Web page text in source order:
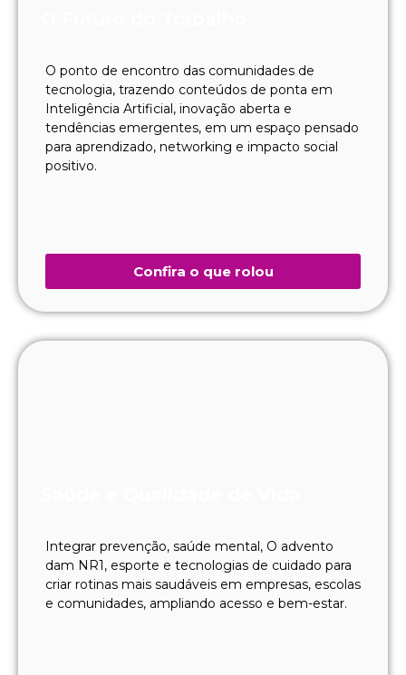
O ponto de encontro das comunidades de
tecnologia, trazendo conteúdos de ponta em
Inteligência Artificial, inovação aberta e
tendências emergentes, em um espaço pensado
para aprendizado, networking e impacto social
positivo.
Confira o que rolou
Integrar prevenção, saúde mental, O advento
dam NR1, esporte e tecnologias de cuidado para
criar rotinas mais saudáveis em empresas, escolas
e comunidades, ampliando acesso e bem-estar.